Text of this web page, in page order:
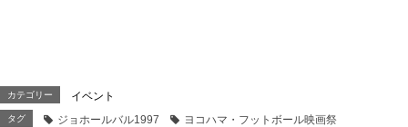
カテゴリー イベント
タグ ジョホールバル1997 ヨコハマ・フットボール映画祭